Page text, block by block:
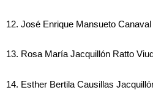
12. José Enrique Mansueto Canaval
13. Rosa María Jacquillón Ratto
14. Esther Bertila Causillas